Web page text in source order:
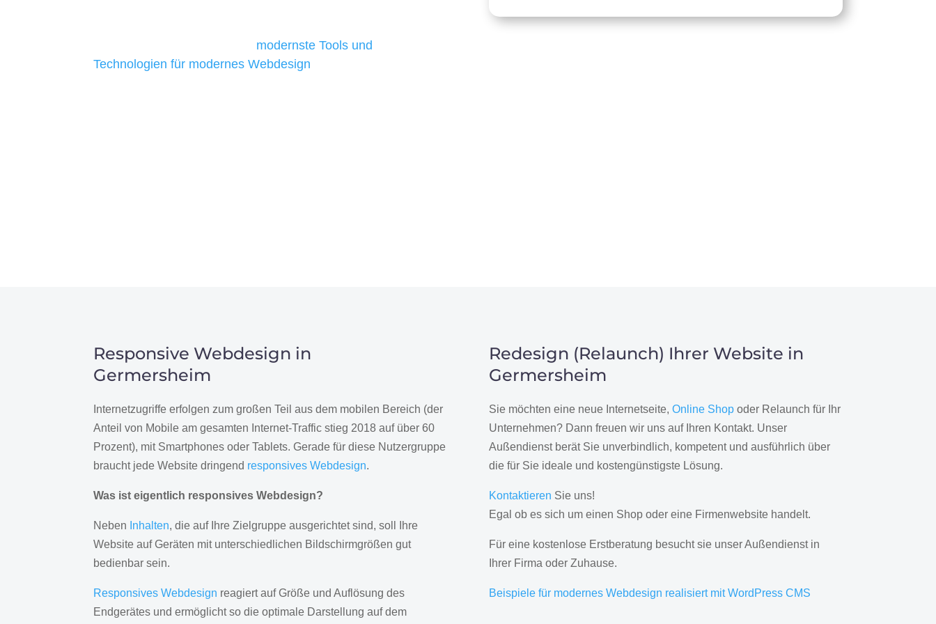
modernste Tools und
Technologien für modernes Webdesign
Responsive Webdesign in
Germersheim
Internetzugriffe erfolgen zum großen Teil aus dem mobilen Bereich (der
Anteil von Mobile am gesamten Internet-Traffic stieg 2018 auf über 60
Prozent), mit Smartphones oder Tablets. Gerade für diese Nutzergruppe
braucht jede Website dringend responsives Webdesign.
Was ist eigentlich responsives Webdesign?
Neben Inhalten, die auf Ihre Zielgruppe ausgerichtet sind, soll Ihre
Website auf Geräten mit unterschiedlichen Bildschirmgrößen gut
bedienbar sein.
Responsives Webdesign reagiert auf Größe und Auflösung des
Endgerätes und ermöglicht so die optimale Darstellung auf dem
Redesign (Relaunch) Ihrer Website in
Germersheim
Sie möchten eine neue Internetseite, Online Shopoder Relaunch für Ihr
Unternehmen? Dann freuen wir uns auf Ihren Kontakt. Unser
Außendienst berät Sie unverbindlich, kompetent und ausführlich über
die für Sie ideale und kostengünstigste Lösung.
Kontaktieren Sie uns!
Egal ob es sich um einen Shop oder eine Firmenwebsite handelt.
Für eine kostenlose Erstberatung besucht sie unser Außendienst in
Ihrer Firma oder Zuhause.
Beispiele für modernes Webdesign realisiert mit WordPress CMS